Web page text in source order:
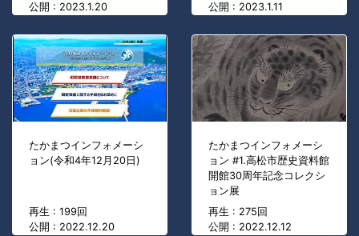
公開 : 2023.1.20
公開 : 2023.1.11
たかまつインフォメーシ
ョン(令和4年12月20日)
再生 : 199回
公開 : 2022.12.20
たかまつインフォメーシ
ョン #1.高松市歴史資料館
開館30周年記念コレクシ
ョン展
再生 : 275回
公開 : 2022.12.12